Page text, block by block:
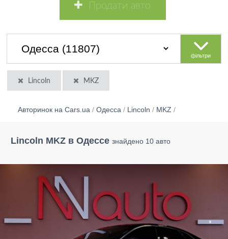
Продати авто
фільтри
Lincoln MKZ
Авторинок на Cars.ua / Одесса / Lincoln / MKZ /
Lincoln MKZ в Одессе знайдено 10 авто